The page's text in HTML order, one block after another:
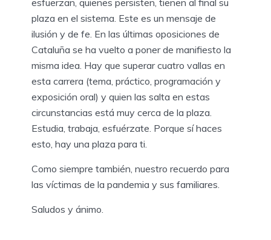
plaza en el sistema. Este es un mensaje de
ilusión y de fe. En las últimas oposiciones de
Cataluña se ha vuelto a poner de manifiesto la
misma idea. Hay que superar cuatro vallas en
esta carrera (tema, práctico, programación y
exposición oral) y quien las salta en estas
circunstancias está muy cerca de la plaza.
Estudia, trabaja, esfuérzate. Porque sí haces
esto, hay una plaza para ti.
Como siempre también, nuestro recuerdo para
las víctimas de la pandemia y sus familiares.
Saludos y ánimo.